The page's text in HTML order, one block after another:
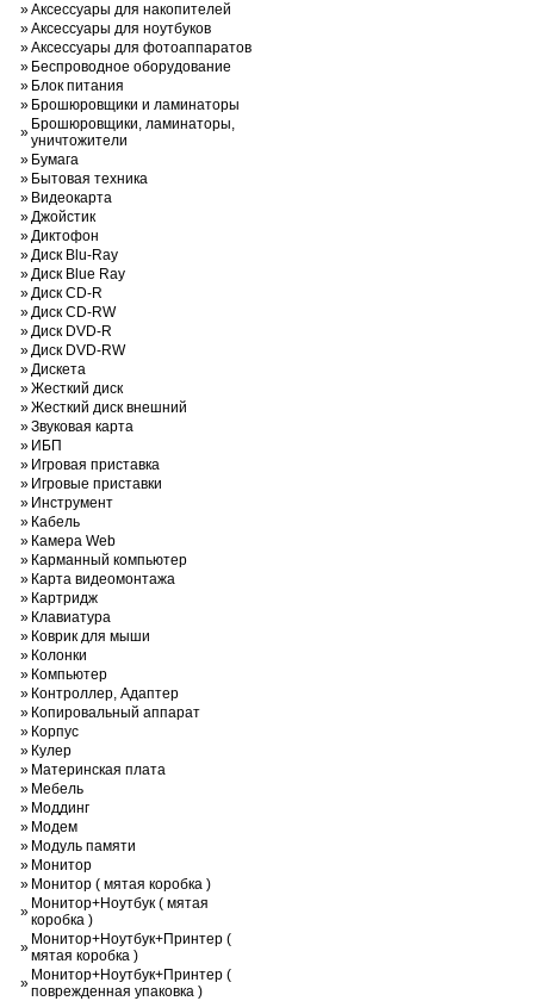
»Аксессуары для накопителей
»Аксессуары для ноутбуков
»Аксессуары для фотоаппаратов
» Беспроводное оборудование
» Блок питания
» Брошюровщики и ламинаторы
» Брошюровщики, ламинаторы,
уничтожители
» Бумага
» Бытовая техника
» Видеокарта
»Джойстик
»Диктофон
»Диск Blu-Ray
»Диск Blue Ray
»Диск CD-R
»Диск CD-RW
»Диск DVD-R
»Диск DVD-RW
»Дискета
»Жесткий диск
»Жесткий диск внешний
»Звуковая карта
» ИБП
» Игровая приставка
» Игровые приставки
» Инструмент
» Кабель
» Камера Web
» Карманный компьютер
» Карта видеомонтажа
» Картридж
» Клавиатура
» Коврик для мыши
» Колонки
» Компьютер
» Контроллер, Адаптер
» Копировальный аппарат
» Корпус
» Кулер
» Материнская плата
» Мебель
» Моддинг
» Модем
» Модуль памяти
» Монитор
» Монитор ( мятая коробка )
» Монитор+Ноутбук ( мятая
коробка )
» Монитор+Ноутбук+Принтер (
мятая коробка )
» Монитор+Ноутбук+Принтер (
поврежденная упаковка )